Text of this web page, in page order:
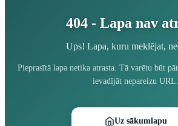
404 - Lapa nav
Ups! Lapa, kuru meklējat,
Pieprasītā lapa netika atrasta. Tā varētu būt
ievadījāt nepareizu URL.
Uz sākumlapu